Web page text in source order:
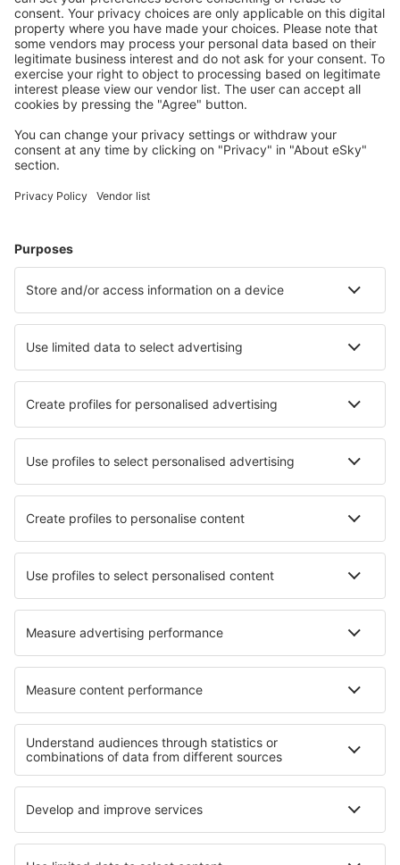
Economiseşte mai mult
Prețuri atractive și oferte speciale pentru utilizatorii
conectați.
Alege din peste 1,3 mil. de opţiuni: hoteluri, cabane,
apartamente și altele.
Cazare în Cuba - Orașe populare
Cazare Ciego De Avila Cazare Las Tunas
Cazare în Vinales Cazare Cienaga De Zapata
Cazare Cayo Largo Cazare în Playa Giron
Cazare în Pinar Del Rio Cazare în Jibacoa
Cele mai bune locuri de cazare - orașe
Cazare în Torlundy Cazare în Chiva de Morella
Cazare în Sant Julia de Loria Cazare în Qilian
Cazare în Newport On Tay Cazare în Yesa
Cele mai bune locuri de cazare - regiuni
Cazare în Varadero Cazare in Holguín
Cazare in Cayo Coco Cazare în Qatar
Cazare in Colca Canyon Cazare in Svalbard Archipelago